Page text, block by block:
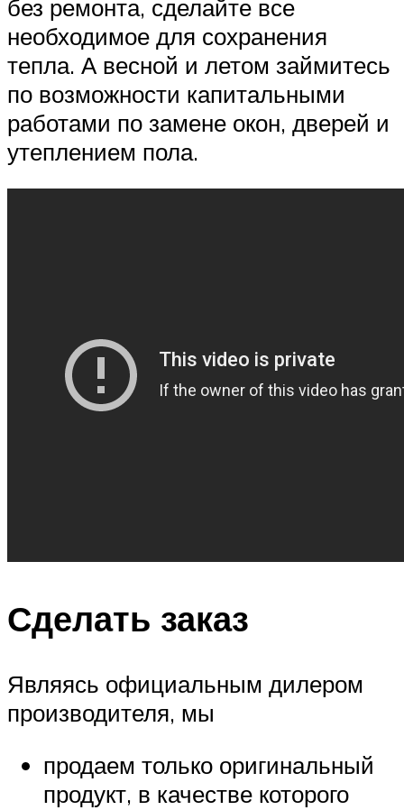
без ремонта, сделайте все
необходимое для сохранения
тепла. А весной и летом займитесь
по возможности капитальными
работами по замене окон, дверей и
утеплением пола.
Сделать заказ
Являясь официальным дилером
производителя, мы
продаем только оригинальный
продукт, в качестве которого